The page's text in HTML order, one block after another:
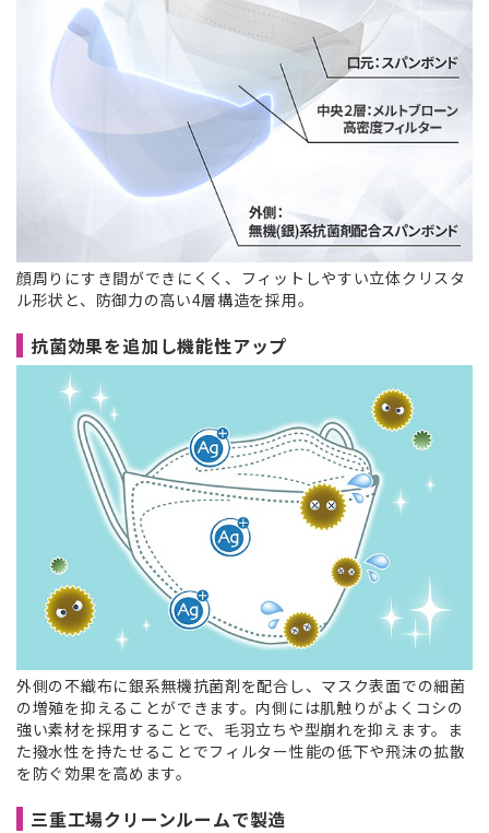
顔周りにすき間ができにくく、フィットしやすい立体クリスタ
ル形状と、防御力の高い4層構造を採用。
抗菌効果を追加し機能性アップ
外側の不織布に銀系無機抗菌剤を配合し、マスク表面での細菌
の増殖を抑えることができます。内側には肌触りがよくコシの
強い素材を採用することで、毛羽立ちや型崩れを抑えます。ま
た撥水性を持たせることでフィルター性能の低下や飛沫の拡散
を防ぐ効果を高めます。
三重工場クリーンルームで製造